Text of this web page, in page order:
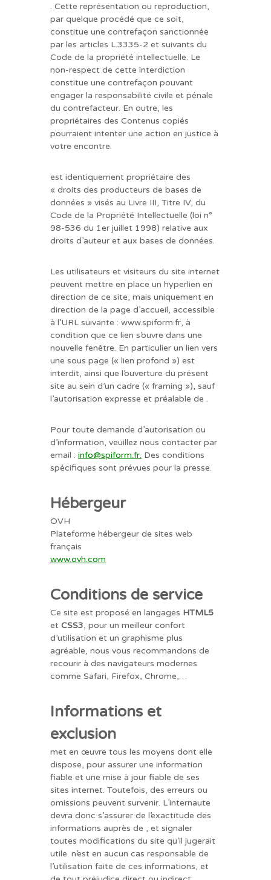
. Cette représentation ou reproduction,
par quelque procédé que ce soit,
constitue une contrefaçon sanctionnée
par les articles L.3335-2 et suivants du
Code de la propriété intellectuelle. Le
non-respect de cette interdiction
constitue une contrefaçon pouvant
engager la responsabilité civile et pénale
du contrefacteur. En outre, les
propriétaires des Contenus copiés
pourraient intenter une action en justice à
votre encontre.
est identiquement propriétaire des
« droits des producteurs de bases de
données » visés au Livre III, Titre IV, du
Code de la Propriété Intellectuelle (loi n°
98-536 du 1er juillet 1998) relative aux
droits d’auteur et aux bases de données.
Les utilisateurs et visiteurs du site internet
peuvent mettre en place un hyperlien en
direction de ce site, mais uniquement en
direction de la page d’accueil, accessible
à l’URL suivante : www.spiform.fr, à
condition que ce lien s’ouvre dans une
nouvelle fenêtre. En particulier un lien vers
une sous page (« lien profond ») est
interdit, ainsi que l’ouverture du présent
site au sein d’un cadre (« framing »), sauf
l’autorisation expresse et préalable de .
Pour toute demande d’autorisation ou
d’information, veuillez nous contacter par
email :info@spiform.fr. Des conditions
spécifiques sont prévues pour la presse.
Hébergeur
OVH
Plateforme hébergeur de sites web
français
www.ovh.com
Conditions de service
Ce site est proposé en langages HTML5
etCSS3, pour un meilleur confort
d’utilisation et un graphisme plus
agréable, nous vous recommandons de
recourir à des navigateurs modernes
comme Safari, Firefox, Chrome,…
Informations et
exclusion
met en œuvre tous les moyens dont elle
dispose, pour assurer une information
fiable et une mise à jour fiable de ses
sites internet. Toutefois, des erreurs ou
omissions peuvent survenir. L’internaute
devra donc s’assurer de l’exactitude des
informations auprès de , et signaler
toutes modifications du site qu’il jugerait
utile. n’est en aucun cas responsable de
l’utilisation faite de ces informations, et